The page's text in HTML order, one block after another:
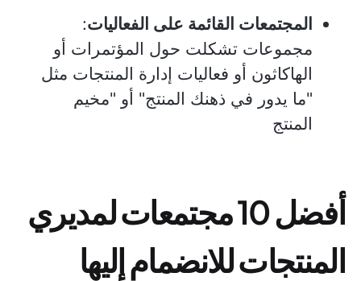
المجتمعات القائمة على الفعاليات:
مجموعات تشكلت حول المؤتمرات أو
الهاكاثون أو فعاليات إدارة المنتجات مثل
"ما يدور في ذهنك المنتج" أو "مخيم
المنتج
أفضل 10 مجتمعات لمديري
المنتجات للانضمام إليها